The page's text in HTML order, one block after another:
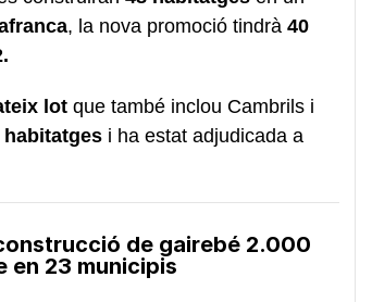
, la nova promoció tindrà 40
lot que també inclou Cambrils i
habitatges i ha estat adjudicada a
de gairebé 2.000
en 23 municipis